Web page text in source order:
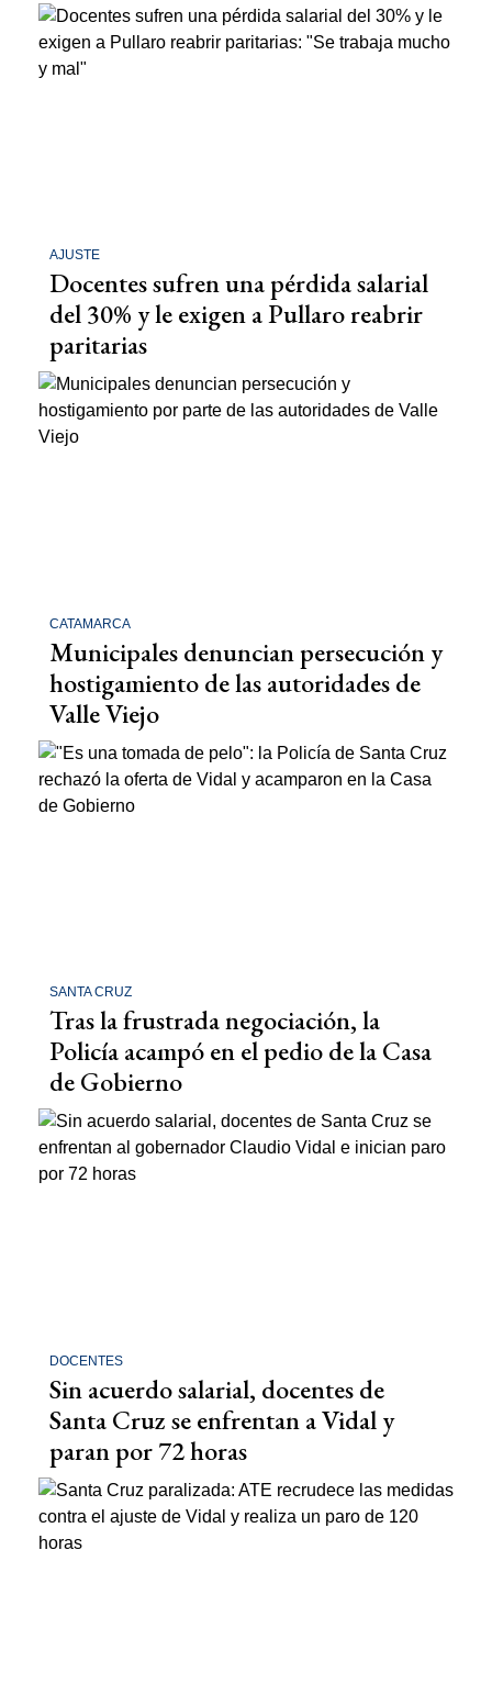
AJUSTE
Docentes sufren una pérdida salarial
del 30% y le exigen a Pullaro reabrir
paritarias
CATAMARCA
Municipales denuncian persecución y
hostigamiento de las autoridades de
Valle Viejo
SANTA CRUZ
Tras la frustrada negociación, la
Policía acampó en el pedio de la Casa
de Gobierno
DOCENTES
Sin acuerdo salarial, docentes de
Santa Cruz se enfrentan a Vidal y
paran por 72 horas